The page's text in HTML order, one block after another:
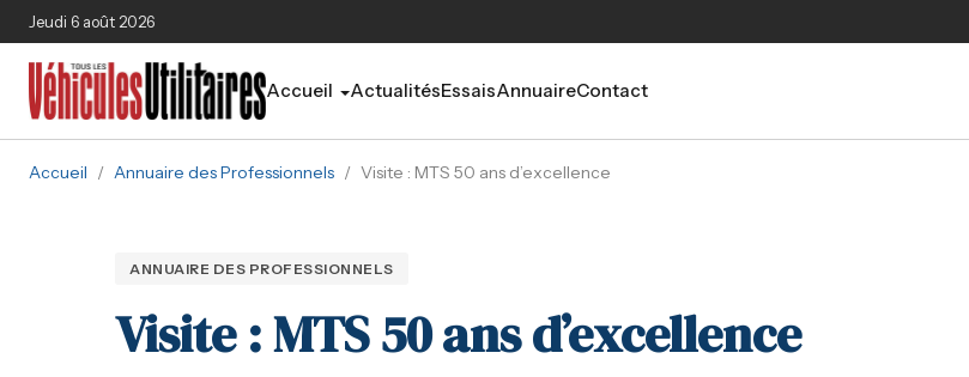
Aller au contenu principal
Jeudi 6 août 2026
Accueil ActualitésEssaisAnnuaireContact
Accueil / Annuaire des Professionnels / Visite : MTS 50 ans d’excellence
ANNUAIRE DES PROFESSIONNELS
Visite : MTS 50 ans d’excellence